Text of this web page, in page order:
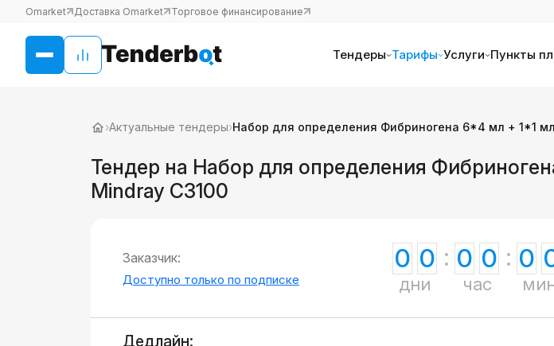
Omarket Доставка Omarket Торговое финансирование
Тендеры Тарифы Услуги Пункты
›Актуальные тендеры›Набор для определения Фибриногена 6*4 мл + 1*1
Тендер на Набор для определения
Mindray C3100
Заказчик:
Доступно только по подписке
0 0
дни
0 0
час
0
Дедлайн: